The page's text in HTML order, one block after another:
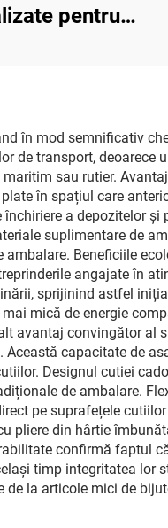
pentru
reciclată
cadou
în mod semnificativ
de transport, deoarece
sau rutier.
în spațiul care
a depozitelor
suplimentare de
Beneficiile
angajate în
sprijinind astfel
mică de energie
avantaj convingător al
capacitate de
Designul cutiei
de ambalare.
pe suprafețele
pliere din hârtie
confirmă faptul
timp integritatea lor
la articole mici de